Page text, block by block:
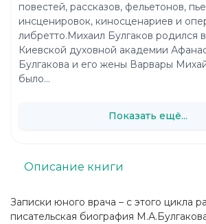
Записки юного врача – с этого цикла
писательская биография
Описание книги
повестей, рассказов, фельетонов,
инсценировок, киносценариев и
либретто.Михаил Булгаков родился
Киевской духовной академии
Булгакова и его жены Варвары
было...
Показать ещё...